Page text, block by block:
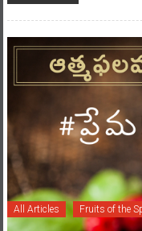
All Articles Fruits of the